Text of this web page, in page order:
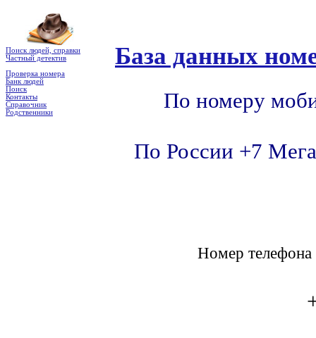
Поиск людей, справки
Частный детектив
Проверка номера
Банк людей
Поиск
Контакты
Справочник
Родственники
База данных
По номеру
По России +7
Номер